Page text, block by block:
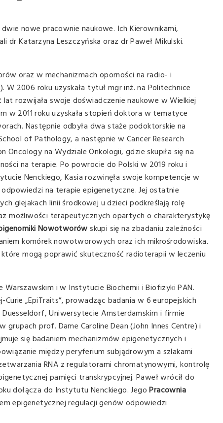
nowe pracownie naukowe. Ich Kierownikami,
Katarzyna Leszczyńska oraz dr Paweł Mikulski.
oraz w mechanizmach oporności na radio- i
2006 roku uzyskała tytuł mgr inż. na Politechnice
rozwijała swoje doświadczenie naukowe w Wielkiej
w 2011 roku uzyskała stopień doktora w tematyce
Następnie odbyła dwa staże podoktorskie na
of Pathology, a następnie w Cancer Research
na Wydziale Onkologii, gdzie skupiła się na
na terapie. Po powrocie do Polski w 2019 roku i
Nenckiego, Kasia rozwinęła swoje kompetencje w
na terapie epigenetyczne. Jej ostatnie
glejakach linii środkowej u dzieci podkreślają rolę
możliwości terapeutycznych opartych o charakterystykę
Nowotworówskupi się na zbadaniu zależności
komórek nowotworowych oraz ich mikrośrodowiska.
mogą poprawić skuteczność radioterapii w leczeniu
i w Instytucie Biochemii i Biofizyki PAN.
„EpiTraits”, prowadząc badania w 6 europejskich
Uniwersytecie Amsterdamskim i firmie
prof. Dame Caroline Dean (John Innes Centre) i
się badaniem mechanizmów epigenetycznych i
między peryferium subjądrowym a szlakami
RNA z regulatorami chromatynowymi, kontrolę
pamięci transkrypcyjnej. Paweł wrócił do
dołącza do Instytutu Nenckiego. JegoPracownia
epigenetycznej regulacji genów odpowiedzi